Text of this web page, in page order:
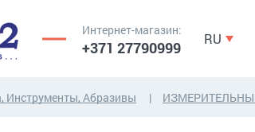
Интернет-магазин:
+371 27790999 RU
Инструменты, Абразивы